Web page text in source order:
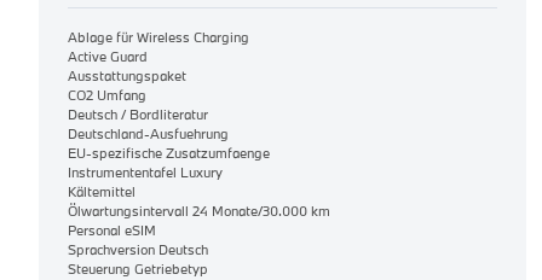
Ablage für Wireless Charging
Active Guard
Ausstattungspaket
CO2 Umfang
Deutsch / Bordliteratur
Deutschland-Ausfuehrung
EU-spezifische Zusatzumfaenge
Instrumententafel Luxury
Kältemittel
Ölwartungsintervall 24 Monate/30.000 km
Personal eSIM
Sprachversion Deutsch
Steuerung Getriebetyp